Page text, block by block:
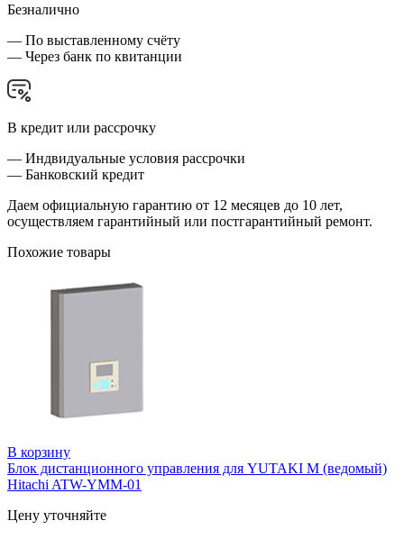
Безналично
— По выставленному счёту
— Через банк по квитанции
В кредит или рассрочку
— Индвидуальные условия рассрочки
— Банковский кредит
Даем официальную гарантию от 12 месяцев до 10 лет,
осуществляем гарантийный или постгарантийный ремонт.
Похожие товары
В корзину
Блок дистанционного управления для YUTAKI M (ведомый)
Hitachi ATW-YMM-01
Цену уточняйте